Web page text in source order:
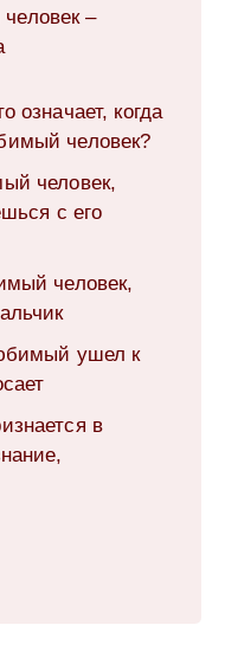
–
означает, когда
человек?
человек,
с его
человек,
ушел к
в